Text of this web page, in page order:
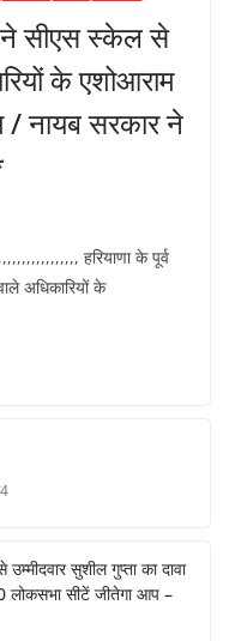
ने सीएस स्केल से
के एशोआराम
/ नायब सरकार ने
हरियाणा के पूर्व
अधिकारियों के
सुशील गुप्ता का दावा
लोकसभा सीटें जीतेगा आप –